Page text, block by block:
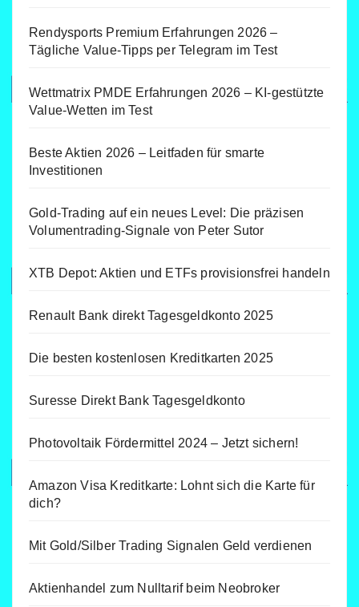
Rendysports Premium Erfahrungen 2026 –
Tägliche Value-Tipps per Telegram im Test
Wettmatrix PMDE Erfahrungen 2026 – KI-gestützte
Value-Wetten im Test
Beste Aktien 2026 – Leitfaden für smarte
Investitionen
Gold-Trading auf ein neues Level: Die präzisen
Volumentrading-Signale von Peter Sutor
XTB Depot: Aktien und ETFs provisionsfrei handeln
Renault Bank direkt Tagesgeldkonto 2025
Die besten kostenlosen Kreditkarten 2025
Suresse Direkt Bank Tagesgeldkonto
Photovoltaik Fördermittel 2024 – Jetzt sichern!
Amazon Visa Kreditkarte: Lohnt sich die Karte für
dich?
Mit Gold/Silber Trading Signalen Geld verdienen
Aktienhandel zum Nulltarif beim Neobroker